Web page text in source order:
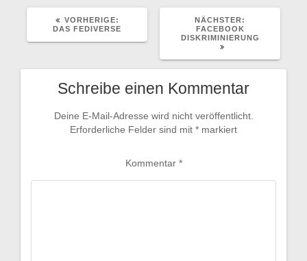
VORHERIGE:
BEITRAG:
DAS FEDIVERSE
NÄCHSTER:
FACEBOOK
DISKRIMINIERUNG
Schreibe einen Kommentar
Deine E-Mail-Adresse wird nicht veröffentlicht.
Erforderliche Felder sind mit * markiert
Kommentar *